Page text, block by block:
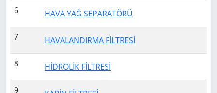
6 HAVA YAĞ SEPARATÖRÜ
7 HAVALANDIRMA FİLTRESİ
8 HİDROLİK FİLTRESİ
9